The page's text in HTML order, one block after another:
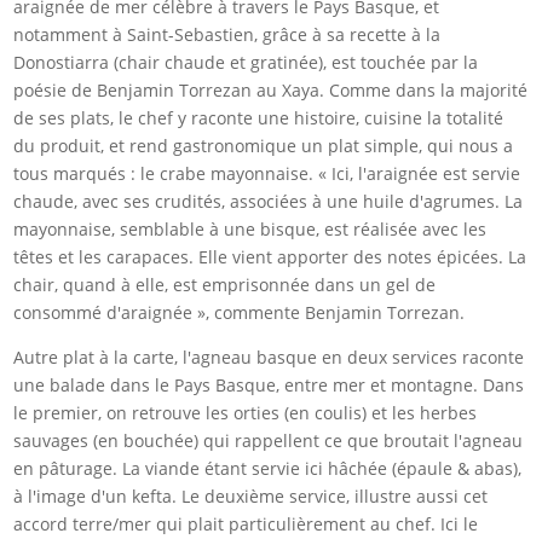
araignée de mer célèbre à travers le Pays Basque, et
notamment à Saint-Sebastien, grâce à sa recette à la
Donostiarra (chair chaude et gratinée), est touchée par la
poésie de Benjamin Torrezan au Xaya. Comme dans la majorité
de ses plats, le chef y raconte une histoire, cuisine la totalité
du produit, et rend gastronomique un plat simple, qui nous a
tous marqués : le crabe mayonnaise. « Ici, l'araignée est servie
chaude, avec ses crudités, associées à une huile d'agrumes. La
mayonnaise, semblable à une bisque, est réalisée avec les
têtes et les carapaces. Elle vient apporter des notes épicées. La
chair, quand à elle, est emprisonnée dans un gel de
consommé d'araignée », commente Benjamin Torrezan.
Autre plat à la carte, l'agneau basque en deux services raconte
une balade dans le Pays Basque, entre mer et montagne. Dans
le premier, on retrouve les orties (en coulis) et les herbes
sauvages (en bouchée) qui rappellent ce que broutait l'agneau
en pâturage. La viande étant servie ici hâchée (épaule & abas),
à l'image d'un kefta. Le deuxième service, illustre aussi cet
accord terre/mer qui plait particulièrement au chef. Ici le